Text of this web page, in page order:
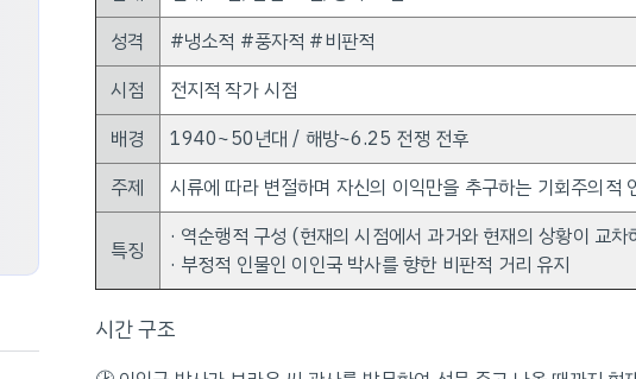
성격
#냉소적 #풍자적 #비판적
시점
전지적 작가 시점
배경
1940~50년대 / 해방~6.25 전쟁 전후
주제
시류에 따라 변절하며 자신의 이익만을 추구하는 기회주의적
특징
· 역순행적 구성 (현재의 시점에서 과거와 현재의 상황이 교차
· 부정적 인물인 이인국 박사를 향한 비판적 거리 유지
시간 구조